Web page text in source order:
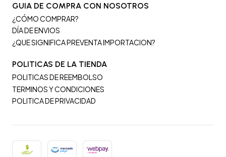
GUIA DE COMPRA CON NOSOTROS
¿CÓMO COMPRAR?
DÍA DE ENVIOS
¿QUE SIGNIFICA PREVENTA IMPORTACION?
POLITICAS DE LA TIENDA
POLITICAS DE REEMBOLSO
TERMINOS Y CONDICIONES
POLITICA DE PRIVACIDAD